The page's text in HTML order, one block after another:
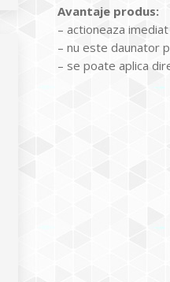
Avantaje produs:
– actioneaza
– nu este daunator
– se poate aplica